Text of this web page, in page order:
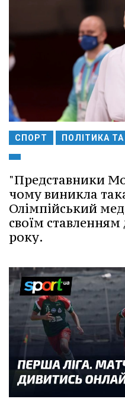
СПОРТ ПОЛІТИКА
"Представники
чому виникла
Олімпійський
своїм ставленням
року.